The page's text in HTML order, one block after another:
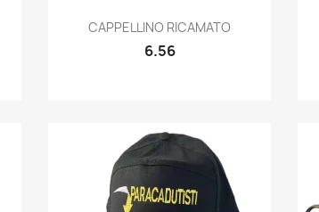
 Quick view
CAPPELLINO RICAMATO
6.56